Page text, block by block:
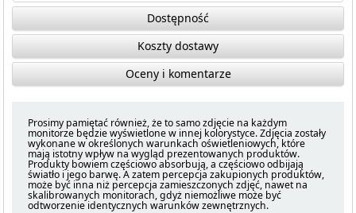
Dostępność
Koszty dostawy
Oceny i komentarze
Prosimy pamiętać również, że to samo zdjęcie na każdym
monitorze będzie wyświetlone w innej kolorystyce. Zdjęcia zostały
wykonane w określonych warunkach oświetleniowych, które
mają istotny wpływ na wygląd prezentowanych produktów.
Produkty bowiem częściowo absorbują, a częściowo odbijają
światło i jego barwę. A zatem percepcja zakupionych produktów,
może być inna niż percepcja zamieszczonych zdjęć, nawet na
skalibrowanych monitorach, gdyż niemożliwe może być
odtworzenie identycznych warunków zewnętrznych.